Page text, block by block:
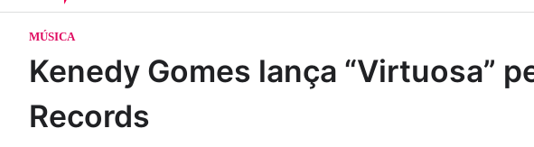
MÚSICA
Kenedy Gomes lança “Virtuosa”
Records